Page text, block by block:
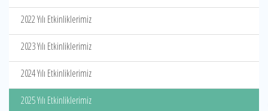
2022 Yılı Etkinliklerimiz
2023 Yılı Etkinliklerimiz
2024 Yılı Etkinliklerimiz
2025 Yılı Etkinliklerimiz